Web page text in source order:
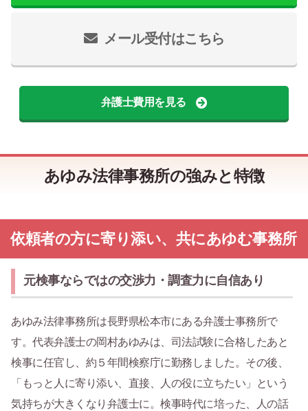
メール受付はこちら
弁護士費用を見る
あゆみ法律事務所の強みと特徴
依頼者の方に寄り添い、共にあゆむ事務所
元検事ならではの交渉力・調査力に自信あり
あゆみ法律事務所は長野県松本市にある弁護士事務所で
す。代表弁護士の岡村あゆみは、司法試験に合格したあと
検事に任官し、約５年間検察庁に勤務しました。その後、
「もっと人に寄り添い、直接、人の役に立ちたい」という
気持ちが大きくなり弁護士に。検事時代に培った、人の話